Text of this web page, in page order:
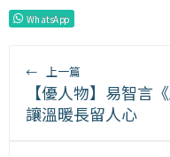
WhatsApp
← 上一篇
【優人物】易智言
讓溫暖長留人心